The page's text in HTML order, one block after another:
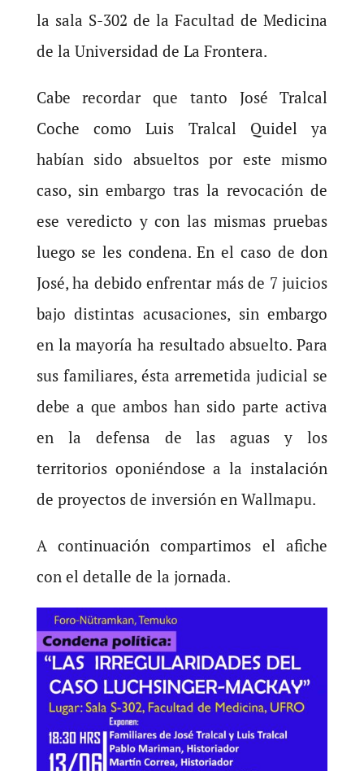
la sala S-302 de la Facultad de Medicina
de la Universidad de La Frontera.
Cabe recordar que tanto José Tralcal
Coche como Luis Tralcal Quidel ya
habían sido absueltos por este mismo
caso, sin embargo tras la revocación de
ese veredicto y con las mismas pruebas
luego se les condena. En el caso de don
José, ha debido enfrentar más de 7 juicios
bajo distintas acusaciones, sin embargo
en la mayoría ha resultado absuelto. Para
sus familiares, ésta arremetida judicial se
debe a que ambos han sido parte activa
en la defensa de las aguas y los
territorios oponiéndose a la instalación
de proyectos de inversión en Wallmapu.
A continuación compartimos el afiche
con el detalle de la jornada.